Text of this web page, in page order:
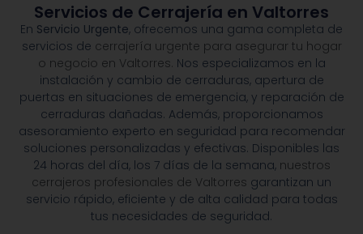
Servicios de Cerrajería en Valtorres
En Servicio Urgente, ofrecemos una gama completa de
servicios de cerrajería urgente para asegurar tu hogar
o negocio en Valtorres. Nos especializamos en la
instalación y cambio de cerraduras, apertura de
puertas en situaciones de emergencia, y reparación de
cerraduras dañadas. Además, proporcionamos
asesoramiento experto en seguridad para recomendar
soluciones personalizadas y efectivas. Disponibles las
24 horas del día, los 7 días de la semana, nuestros
cerrajeros profesionales de Valtorres garantizan un
servicio rápido, eficiente y de alta calidad para todas
tus necesidades de seguridad.